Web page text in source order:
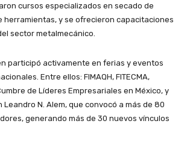
cursos especializados en secado de
herramientas, y se ofrecieron capacitaciones
sector metalmecánico.
participó activamente en ferias y eventos
Entre ellos: FIMAQH, FITECMA,
de Líderes Empresariales en México, y
Leandro N. Alem, que convocó a más de 80
generando más de 30 nuevos vínculos